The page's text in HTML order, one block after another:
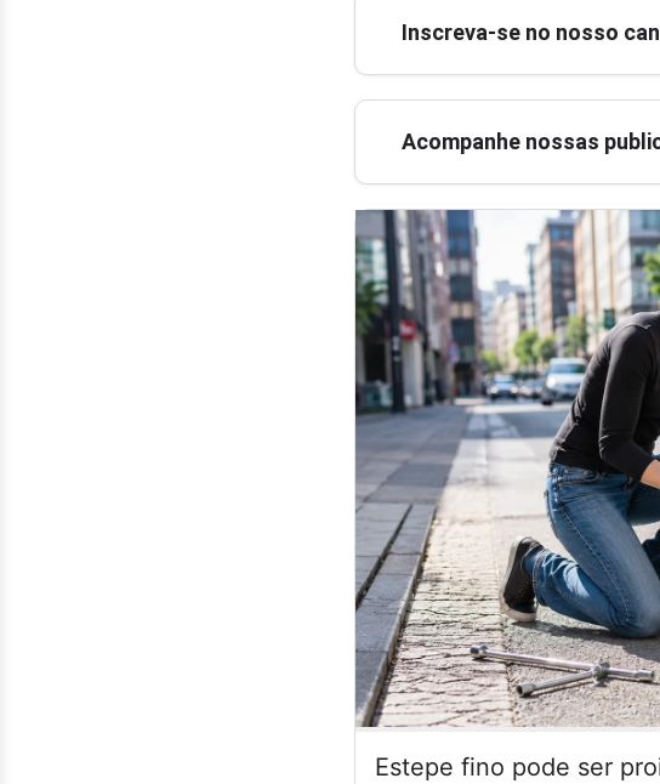
Inscreva-se no nosso
Acompanhe nossas
Estepe fino pode ser